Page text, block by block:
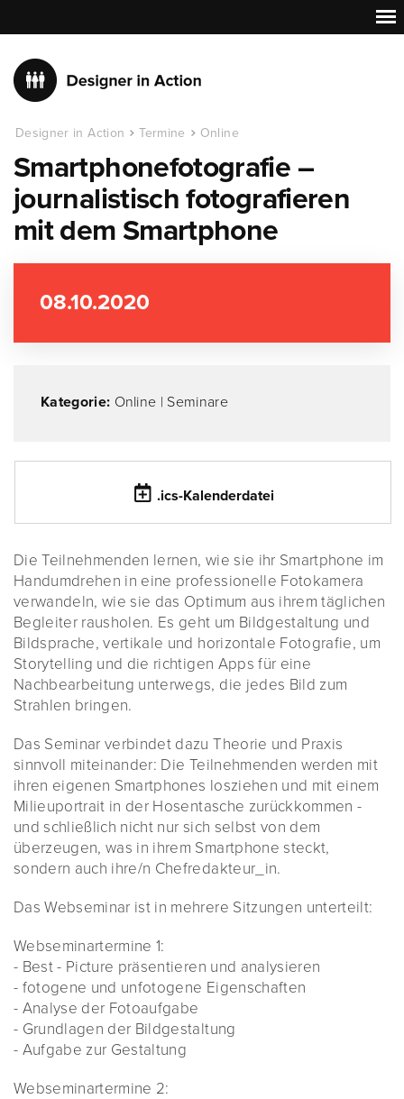
Designer in Action Termine Online
Smartphonefotografie –
journalistisch fotografieren
mit dem Smartphone
08.10.2020
Kategorie: Online | Seminare
.ics-Kalenderdatei
Die Teilnehmenden lernen, wie sie ihr Smartphone im
Handumdrehen in eine professionelle Fotokamera
verwandeln, wie sie das Optimum aus ihrem täglichen
Begleiter rausholen. Es geht um Bildgestaltung und
Bildsprache, vertikale und horizontale Fotografie, um
Storytelling und die richtigen Apps für eine
Nachbearbeitung unterwegs, die jedes Bild zum
Strahlen bringen.
Das Seminar verbindet dazu Theorie und Praxis
sinnvoll miteinander: Die Teilnehmenden werden mit
ihren eigenen Smartphones losziehen und mit einem
Milieuportrait in der Hosentasche zurückkommen -
und schließlich nicht nur sich selbst von dem
überzeugen, was in ihrem Smartphone steckt,
sondern auch ihre/n Chefredakteur_in.
Das Webseminar ist in mehrere Sitzungen unterteilt:
Webseminartermine 1:
- Best - Picture präsentieren und analysieren
- fotogene und unfotogene Eigenschaften
- Analyse der Fotoaufgabe
- Grundlagen der Bildgestaltung
- Aufgabe zur Gestaltung
Webseminartermine 2: